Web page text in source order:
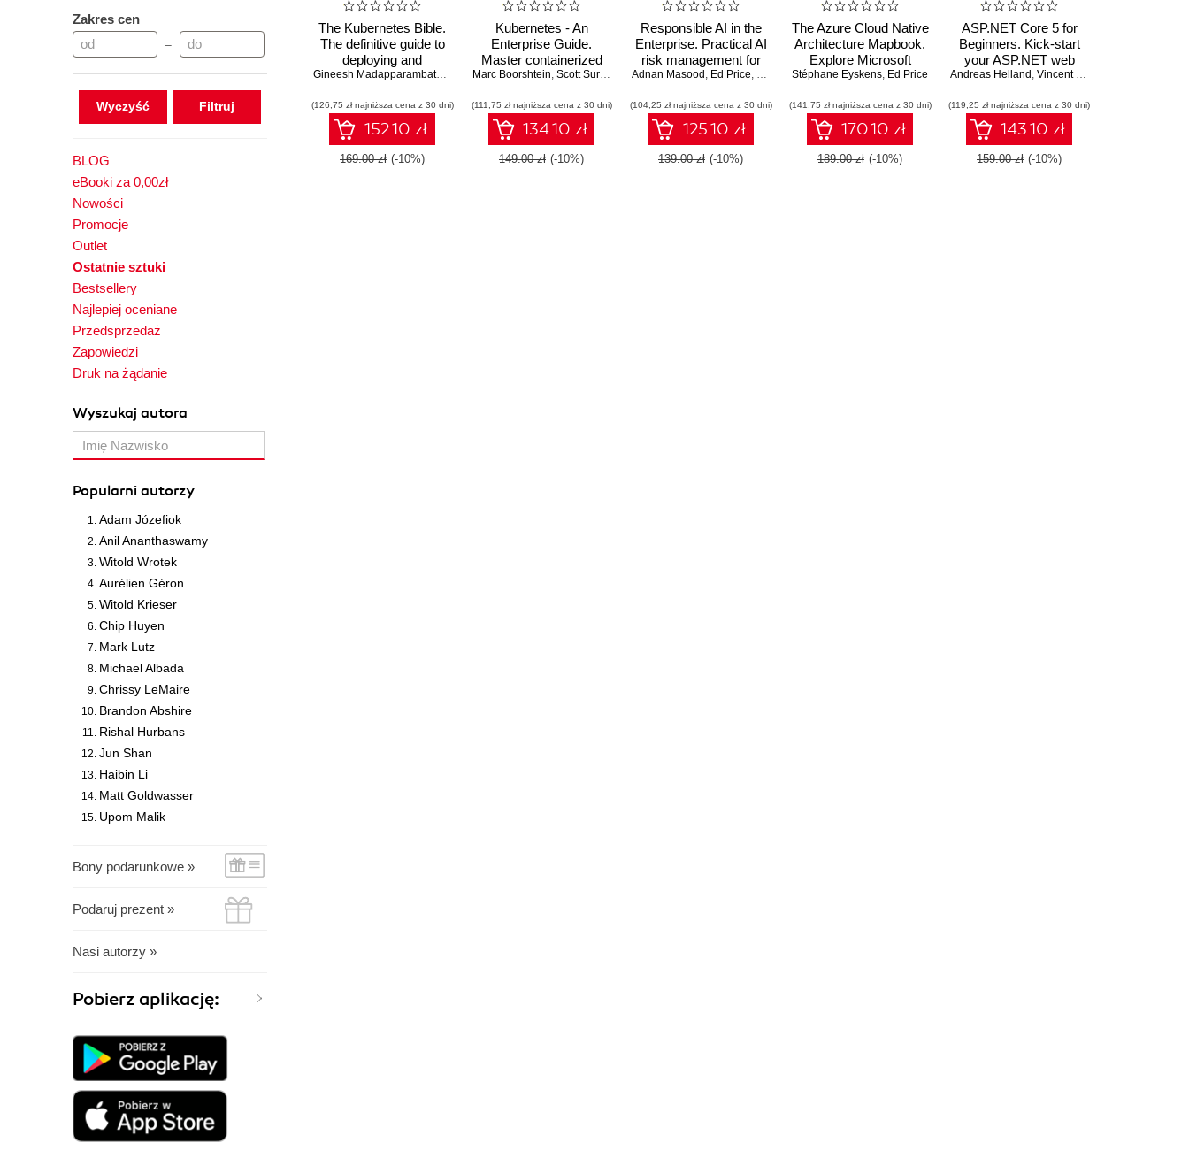
Zakres cen
–
Wyczyść
BLOG
eBooki za 0,00zł
Nowości
Promocje
Outlet
Ostatnie sztuki
Bestsellery
Najlepiej oceniane
Przedsprzedaż
Zapowiedzi
Druk na żądanie
Wyszukaj autora
Popularni autorzy
Adam Józefiok
Anil Ananthaswamy
Witold Wrotek
Aurélien Géron
Witold Krieser
Chip Huyen
Mark Lutz
Michael Albada
Chrissy LeMaire
Brandon Abshire
Rishal Hurbans
Jun Shan
Haibin Li
Matt Goldwasser
Upom Malik
Bony podarunkowe »
Podaruj prezent »
Nasi autorzy »
Pobierz aplikację:
The Kubernetes Bible.
The definitive guide to
deploying and
managing Kubernetes
prem environments -
Second Edition
Gineesh Madapparambath, Russ McKendrick,Ed Price
(126,75 zł najniższa cena z 30 dni)
152.10 zł
169.00 zł (-10%)
Kubernetes - An
Enterprise Guide.
Master containerized
application
enterprise systems,
and achieve scalability -
Third Edition
Marc Boorshtein, Scott Surovich Ed Price
(111,75 zł najniższa cena z 30 dni)
134.10 zł
149.00 zł (-10%)
Responsible AI in the
Enterprise. Practical AI
risk management for
explainable, auditable,
hyperscalers and Azure
OpenAI
Adnan Masood , Ed Price, Dr. Ehsan Adeli,Heather Dawe
(104,25 zł najniższa cena z 30 dni)
125.10 zł
139.00 zł (-10%)
The Azure Cloud Native
Architecture Mapbook.
Explore Microsoft
Cloud's infrastructure,
security architecture
Stéphane Eyskens, Ed Price
(141,75 zł najniższa cena z 30 dni)
170.10 zł
189.00 zł (-10%)
ASP.NET Core 5 for
Beginners. Kick-start
your ASP.NET web
development journey
step tutorials and
examples
Andreas Helland , Vincent Maverick Durano
(119,25 zł najniższa cena z 30 dni)
143.10 zł
159.00 zł (-10%)